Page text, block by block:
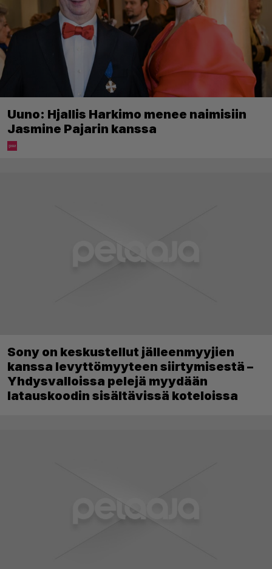
Uuno: Hjallis Harkimo menee naimisiin
Jasmine Pajarin kanssa
Sony on keskustellut jälleenmyyjien
kanssa levyttömyyteen siirtymisestä –
Yhdysvalloissa pelejä myydään
latauskoodin sisältävissä koteloissa